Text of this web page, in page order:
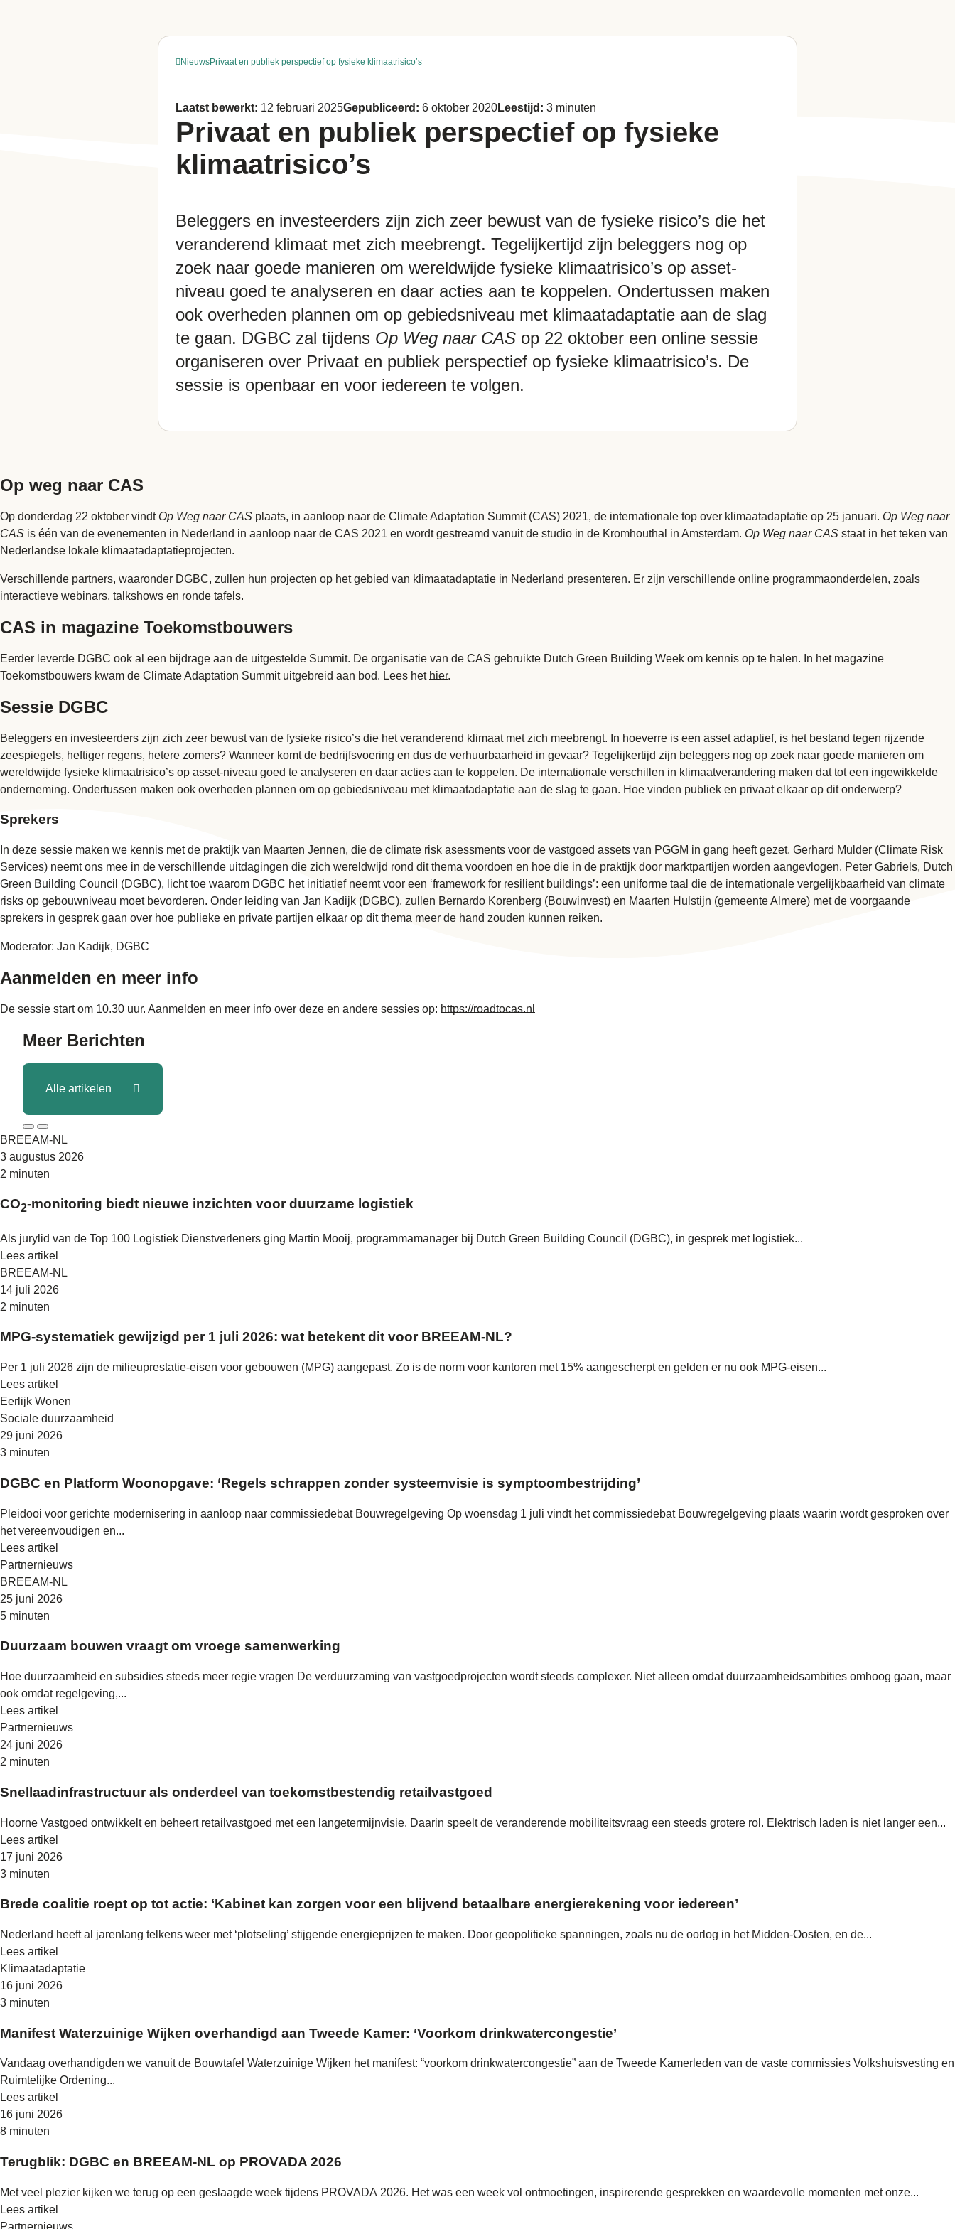
NieuwsPrivaat en publiek perspectief op fysieke klimaatrisico’s
Laatst bewerkt: 12 februari 2025Gepubliceerd: 6 oktober 2020Leestijd: 3 minuten
Privaat en publiek perspectief op fysieke
klimaatrisico’s
Beleggers en investeerders zijn zich zeer bewust van de fysieke risico’s die het
veranderend klimaat met zich meebrengt. Tegelijkertijd zijn beleggers nog op
zoek naar goede manieren om wereldwijde fysieke klimaatrisico’s op asset-
niveau goed te analyseren en daar acties aan te koppelen. Ondertussen maken
ook overheden plannen om op gebiedsniveau met klimaatadaptatie aan de slag
te gaan. DGBC zal tijdens Op Weg naar CAS op 22 oktober een online sessie
organiseren over Privaat en publiek perspectief op fysieke klimaatrisico’s. De
sessie is openbaar en voor iedereen te volgen.
Op weg naar CAS
Op donderdag 22 oktober vindt Op Weg naar CAS plaats, in aanloop naar de Climate Adaptation Summit (CAS) 2021, de internationale top over klimaatadaptatie op 25 januari. Op Weg naar
CAS is één van de evenementen in Nederland in aanloop naar de CAS 2021 en wordt gestreamd vanuit de studio in de Kromhouthal in Amsterdam. Op Weg naar CAS staat in het teken van
Nederlandse lokale klimaatadaptatieprojecten.
Verschillende partners, waaronder DGBC, zullen hun projecten op het gebied van klimaatadaptatie in Nederland presenteren. Er zijn verschillende online programmaonderdelen, zoals
interactieve webinars, talkshows en ronde tafels.
CAS in magazine Toekomstbouwers
Eerder leverde DGBC ook al een bijdrage aan de uitgestelde Summit. De organisatie van de CAS gebruikte Dutch Green Building Week om kennis op te halen. In het magazine
Toekomstbouwers kwam de Climate Adaptation Summit uitgebreid aan bod. Lees het hier.
Sessie DGBC
Beleggers en investeerders zijn zich zeer bewust van de fysieke risico’s die het veranderend klimaat met zich meebrengt. In hoeverre is een asset adaptief, is het bestand tegen rijzende
zeespiegels, heftiger regens, hetere zomers? Wanneer komt de bedrijfsvoering en dus de verhuurbaarheid in gevaar? Tegelijkertijd zijn beleggers nog op zoek naar goede manieren om
wereldwijde fysieke klimaatrisico’s op asset-niveau goed te analyseren en daar acties aan te koppelen. De internationale verschillen in klimaatverandering maken dat tot een ingewikkelde
onderneming. Ondertussen maken ook overheden plannen om op gebiedsniveau met klimaatadaptatie aan de slag te gaan. Hoe vinden publiek en privaat elkaar op dit onderwerp?
Sprekers
In deze sessie maken we kennis met de praktijk van Maarten Jennen, die de climate risk asessments voor de vastgoed assets van PGGM in gang heeft gezet. Gerhard Mulder (Climate Risk
Services) neemt ons mee in de verschillende uitdagingen die zich wereldwijd rond dit thema voordoen en hoe die in de praktijk door marktpartijen worden aangevlogen. Peter Gabriels, Dutch
Green Building Council (DGBC), licht toe waarom DGBC het initiatief neemt voor een ‘framework for resilient buildings’: een uniforme taal die de internationale vergelijkbaarheid van climate
risks op gebouwniveau moet bevorderen. Onder leiding van Jan Kadijk (DGBC), zullen Bernardo Korenberg (Bouwinvest) en Maarten Hulstijn (gemeente Almere) met de voorgaande
sprekers in gesprek gaan over hoe publieke en private partijen elkaar op dit thema meer de hand zouden kunnen reiken.
Moderator: Jan Kadijk, DGBC
Aanmelden en meer info
De sessie start om 10.30 uur. Aanmelden en meer info over deze en andere sessies op: https://roadtocas.nl
Meer Berichten
Alle artikelen
BREEAM-NL
3 augustus 2026
2 minuten
CO2-monitoring biedt nieuwe inzichten voor duurzame logistiek
Als jurylid van de Top 100 Logistiek Dienstverleners ging Martin Mooij, programmamanager bij Dutch Green Building Council (DGBC), in gesprek met logistiek...
Lees artikel
BREEAM-NL
14 juli 2026
2 minuten
MPG-systematiek gewijzigd per 1 juli 2026: wat betekent dit voor BREEAM-NL?
Per 1 juli 2026 zijn de milieuprestatie-eisen voor gebouwen (MPG) aangepast. Zo is de norm voor kantoren met 15% aangescherpt en gelden er nu ook MPG-eisen...
Lees artikel
Eerlijk Wonen
Sociale duurzaamheid
29 juni 2026
3 minuten
DGBC en Platform Woonopgave: ‘Regels schrappen zonder systeemvisie is symptoombestrijding’
Pleidooi voor gerichte modernisering in aanloop naar commissiedebat Bouwregelgeving Op woensdag 1 juli vindt het commissiedebat Bouwregelgeving plaats waarin wordt gesproken over
het vereenvoudigen en...
Lees artikel
Partnernieuws
BREEAM-NL
25 juni 2026
5 minuten
Duurzaam bouwen vraagt om vroege samenwerking
Hoe duurzaamheid en subsidies steeds meer regie vragen De verduurzaming van vastgoedprojecten wordt steeds complexer. Niet alleen omdat duurzaamheidsambities omhoog gaan, maar
ook omdat regelgeving,...
Lees artikel
Partnernieuws
24 juni 2026
2 minuten
Snellaadinfrastructuur als onderdeel van toekomstbestendig retailvastgoed
Hoorne Vastgoed ontwikkelt en beheert retailvastgoed met een langetermijnvisie. Daarin speelt de veranderende mobiliteitsvraag een steeds grotere rol. Elektrisch laden is niet langer een...
Lees artikel
17 juni 2026
3 minuten
Brede coalitie roept op tot actie: ‘Kabinet kan zorgen voor een blijvend betaalbare energierekening voor iedereen’
Nederland heeft al jarenlang telkens weer met ‘plotseling’ stijgende energieprijzen te maken. Door geopolitieke spanningen, zoals nu de oorlog in het Midden-Oosten, en de...
Lees artikel
Klimaatadaptatie
16 juni 2026
3 minuten
Manifest Waterzuinige Wijken overhandigd aan Tweede Kamer: ‘Voorkom drinkwatercongestie’
Vandaag overhandigden we vanuit de Bouwtafel Waterzuinige Wijken het manifest: “voorkom drinkwatercongestie” aan de Tweede Kamerleden van de vaste commissies Volkshuisvesting en
Ruimtelijke Ordening...
Lees artikel
16 juni 2026
8 minuten
Terugblik: DGBC en BREEAM-NL op PROVADA 2026
Met veel plezier kijken we terug op een geslaagde week tijdens PROVADA 2026. Het was een week vol ontmoetingen, inspirerende gesprekken en waardevolle momenten met onze...
Lees artikel
Partnernieuws